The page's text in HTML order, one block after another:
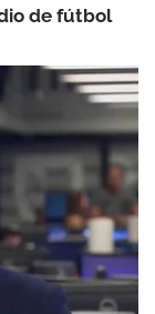
de fútbol